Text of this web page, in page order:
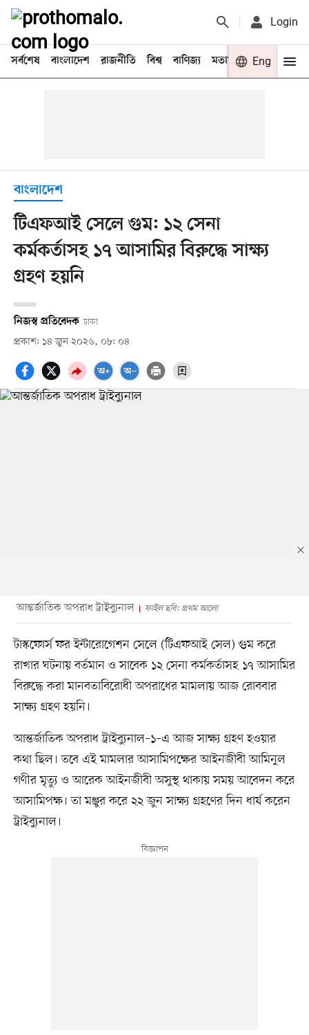
Login
সর্বশেষ বাংলাদেশ রাজনীতি বিশ্ব বাণিজ্য মতামত খেলা
Eng
বাংলাদেশ
টিএফআই সেলে গুম: ১২ সেনা
কর্মকর্তাসহ ১৭ আসামির বিরুদ্ধে সাক্ষ্য
গ্রহণ হয়নি
নিজস্ব প্রতিবেদক ঢাকা
প্রকাশ: ১৪ জুন ২০২৬, ০৮: ০৪
আন্তর্জাতিক অপরাধ ট্রাইব্যুনাল ফাইল ছবি: প্রথম আলো
টাস্কফোর্স ফর ইন্টারোগেশন সেলে (টিএফআই সেল) গুম করে
রাখার ঘটনায় বর্তমান ও সাবেক ১২ সেনা কর্মকর্তাসহ ১৭ আসামির
বিরুদ্ধে করা মানবতাবিরোধী অপরাধের মামলায় আজ রোববার
সাক্ষ্য গ্রহণ হয়নি।
আন্তর্জাতিক অপরাধ ট্রাইব্যুনাল–১–এ আজ সাক্ষ্য গ্রহণ হওয়ার
কথা ছিল। তবে এই মামলার আসামিপক্ষের আইনজীবী আমিনুল
গণীর মৃত্যু ও আরেক আইনজীবী অসুস্থ থাকায় সময় আবেদন করে
আসামিপক্ষ। তা মঞ্জুর করে ২২ জুন সাক্ষ্য গ্রহণের দিন ধার্য করেন
ট্রাইব্যুনাল।